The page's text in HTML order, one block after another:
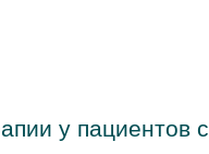
у пациентов с